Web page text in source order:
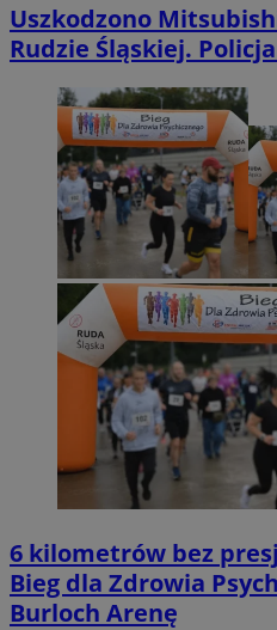
Uszkodzono
Rudzie Śląskiej.
6 kilometrów bez
Bieg dla Zdrowia
Burloch Arenę